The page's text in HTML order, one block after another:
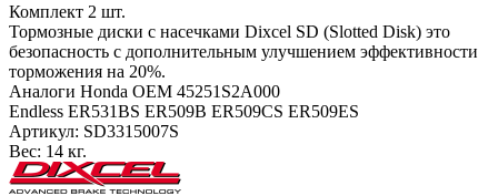
Комплект 2 шт.
Тормозные диски с насечками Dixcel SD (Slotted Disk) это
безопасность с дополнительным улучшением эффективности
торможения на 20%.
Аналоги Honda OEM 45251S2A000
Endless ER531BS ER509B ER509CS ER509ES
Артикул: SD3315007S
Вес: 14 кг.